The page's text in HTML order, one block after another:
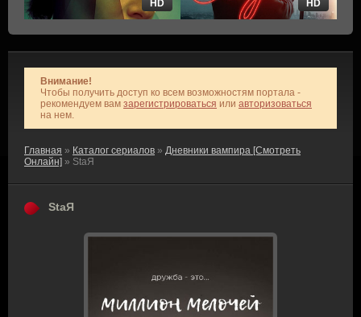
HD HD
Внимание!
Чтобы получить доступ ко всем возможностям портала -
рекомендуем вам зарегистрироваться или авторизоваться
на нем.
Главная » Каталог сериалов » Дневники вампира [Смотреть
Онлайн] » StaЯ
StaЯ